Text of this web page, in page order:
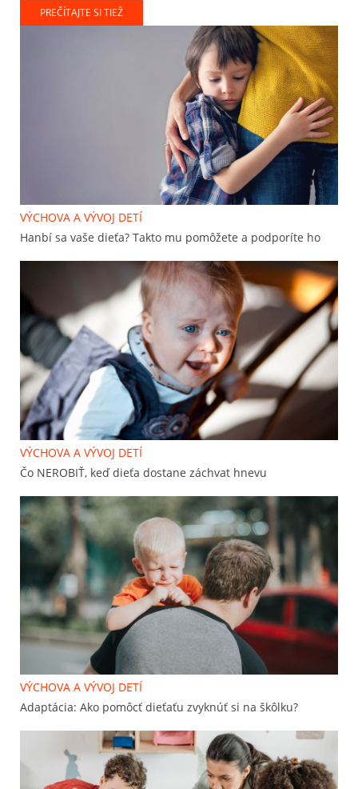
PREČÍTAJTE SI TIEŽ
VÝCHOVA A VÝVOJ DETÍ
Hanbí sa vaše dieťa? Takto mu pomôžete a podporíte ho
VÝCHOVA A VÝVOJ DETÍ
Čo NEROBIŤ, keď dieťa dostane záchvat hnevu
VÝCHOVA A VÝVOJ DETÍ
Adaptácia: Ako pomôcť dieťaťu zvyknúť si na škôlku?